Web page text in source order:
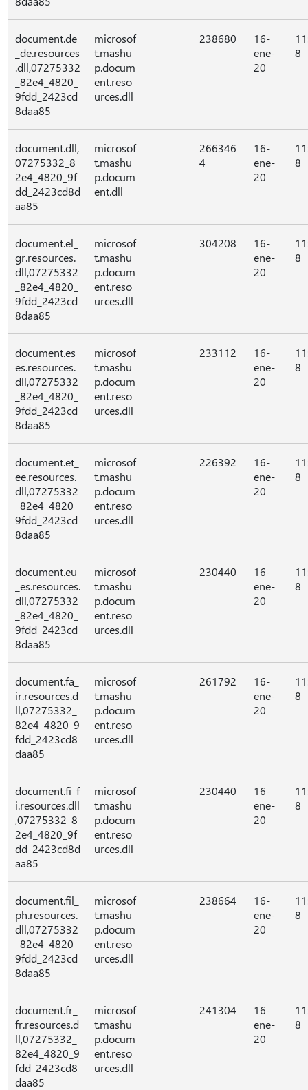
document.de
_de.resources
.dll,07275332
_82e4_4820_
9fdd_2423cd
8daa85
microsof
t.mashu
p.docum
ent.reso
urces.dll
238680
16-
ene-
20
8
document.dll,
07275332_8
2e4_4820_9f
dd_2423cd8d
aa85
microsof
t.mashu
p.docum
ent.dll
266346
4
16-
ene-
20
8
document.el_
gr.resources.
dll,07275332
_82e4_4820_
9fdd_2423cd
8daa85
microsof
t.mashu
p.docum
ent.reso
urces.dll
304208
16-
ene-
20
8
document.es_
es.resources.
dll,07275332
_82e4_4820_
9fdd_2423cd
8daa85
microsof
t.mashu
p.docum
ent.reso
urces.dll
233112
16-
ene-
20
8
document.et_
ee.resources.
dll,07275332
_82e4_4820_
9fdd_2423cd
8daa85
microsof
t.mashu
p.docum
ent.reso
urces.dll
226392
16-
ene-
20
8
document.eu
_es.resources.
dll,07275332
_82e4_4820_
9fdd_2423cd
8daa85
microsof
t.mashu
p.docum
ent.reso
urces.dll
230440
16-
ene-
20
8
document.fa_
ir.resources.d
ll,07275332_
82e4_4820_9
fdd_2423cd8
daa85
microsof
t.mashu
p.docum
ent.reso
urces.dll
261792
16-
ene-
20
8
document.fi_f
i.resources.dll
,07275332_8
2e4_4820_9f
dd_2423cd8d
aa85
microsof
t.mashu
p.docum
ent.reso
urces.dll
230440
16-
ene-
20
8
document.fil_
ph.resources.
dll,07275332
_82e4_4820_
9fdd_2423cd
8daa85
microsof
t.mashu
p.docum
ent.reso
urces.dll
238664
16-
ene-
20
8
document.fr_
fr.resources.d
ll,07275332_
82e4_4820_9
fdd_2423cd8
daa85
microsof
t.mashu
p.docum
ent.reso
urces.dll
241304
16-
ene-
20
8